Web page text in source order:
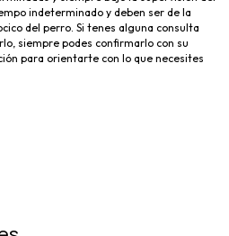
indeterminado y deben ser de la
del perro. Si tenes alguna consulta
siempre podes confirmarlo con su
para orientarte con lo que necesites